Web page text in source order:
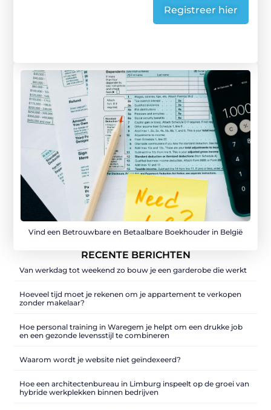
Vind een Betrouwbare en Betaalbare Boekhouder in België
RECENTE BERICHTEN
Van werkdag tot weekend zo bouw je een garderobe die werkt
Hoeveel tijd moet je rekenen om je appartement te verkopen
zonder makelaar?
Hoe personal training in Waregem je helpt om een drukke job
en een gezonde levensstijl te combineren
Waarom wordt je website niet geïndexeerd?
Hoe een architectenbureau in Limburg inspeelt op de groei van
hybride werkplekken binnen bedrijven
Registreer hier